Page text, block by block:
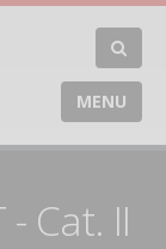
MENU
- Cat. II